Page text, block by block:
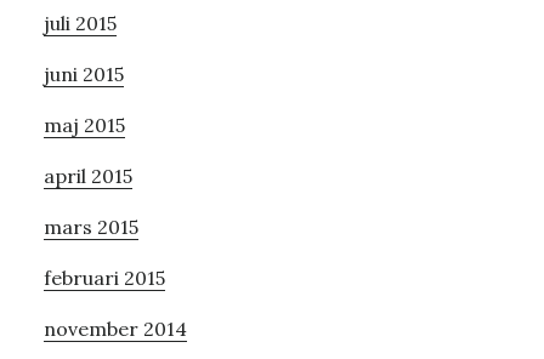
juli 2015
juni 2015
maj 2015
april 2015
mars 2015
februari 2015
november 2014